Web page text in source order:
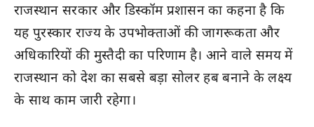
राजस्थान सरकार और डिस्कॉम प्रशासन का कहना है कि
यह पुरस्कार राज्य के उपभोक्ताओं की जागरूकता और
अधिकारियों की मुस्तैदी का परिणाम है। आने वाले समय में
राजस्थान को देश का सबसे बड़ा सोलर हब बनाने के लक्ष्य
के साथ काम जारी रहेगा।